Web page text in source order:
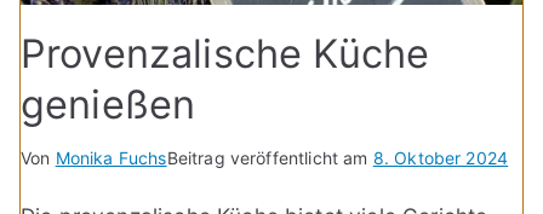
Provenzalische Küche
genießen
Von Monika FuchsBeitrag veröffentlicht am 8. Oktober 2024